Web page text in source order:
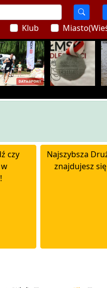
Klub
czy
Najszybsza
znajdujesz